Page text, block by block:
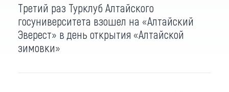
Третий раз Турклуб Алтайского
госуниверситета взошел на «Алтайский
Эверест» в день открытия «Алтайской
зимовки»